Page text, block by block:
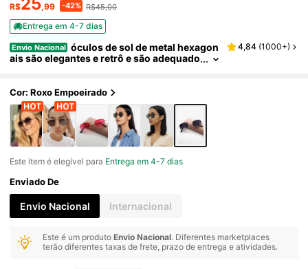
R$ ,99 -42% R$45,00
Entrega em 4-7 dias
Envio Nacional óculos de sol de metal hexagon
ais são elegantes e retrô e são adequado
4,84 (1000+)
Cor: Roxo Empoeirado
Este item é elegível para Entrega em 4-7 dias
Enviado De
Envio Nacional Internacional
Este é um produtoEnvio Nacional. Diferentes marketplaces
terão diferentes taxas de frete, prazo de entrega e atividades.